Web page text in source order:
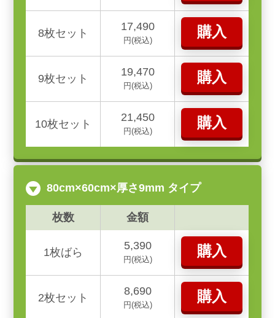
8枚セット
17,490
円(税込)
購入
9枚セット
19,470
円(税込)
購入
10枚セット
21,450
円(税込)
購入
80cm×60cm×厚さ9mm タイプ
枚数 金額
1枚ばら
5,390
円(税込)
購入
2枚セット
8,690
円(税込)
購入